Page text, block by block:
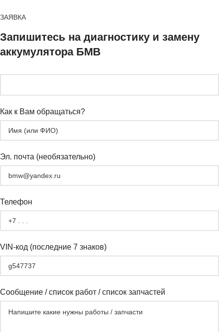
ЗАЯВКА
Запишитесь на диагностику и замену
аккумулятора БМВ
Как к Вам обращаться?
Эл. почта (необязательно)
Телефон
VIN-код (последние 7 знаков)
Сообщение / список работ / список запчастей